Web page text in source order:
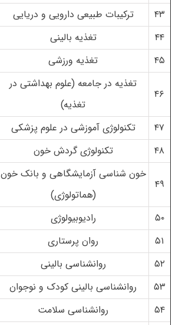
۴۳
ترکیبات طبیعی دارویی و دریایی
۴۴
تغذیه بالینی
۴۵
تغذیه ورزشی
۴۶
تغذیه در جامعه (علوم بهداشتی در
تغذیه)
۴۷ تکنولوژی آموزشی در علوم پزشکی
۴۸
تکنولوژی گردش خون
۴۹
خون شناسی آزمایشگاهی و بانک خون
(هماتولوژی)
۵۰ رادیوبیولوژی
۵۱
روان پرستاری
۵۲
روانشناسی بالینی
۵۳
روانشناسی بالینی کودک و نوجوان
۵۴
روانشناسی سلامت